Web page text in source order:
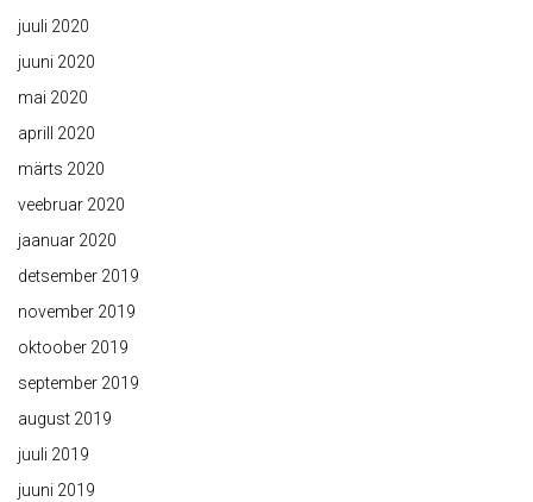
juuli 2020
juuni 2020
mai 2020
aprill 2020
märts 2020
veebruar 2020
jaanuar 2020
detsember 2019
november 2019
oktoober 2019
september 2019
august 2019
juuli 2019
juuni 2019